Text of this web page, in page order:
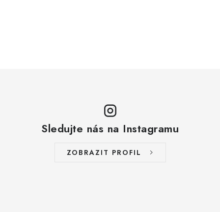
Sledujte nás na Instagramu
ZOBRAZIT PROFIL